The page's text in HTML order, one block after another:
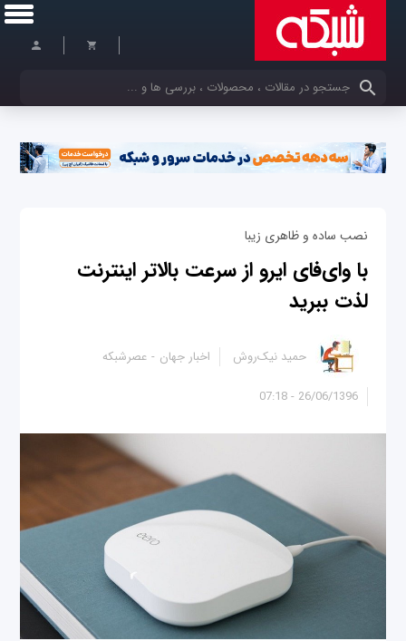
کلمات کلیدی خود را وارد کنید
نصب ساده و ظاهری زیبا
با وای‌فای ایرو از سرعت بالاتر اینترنت
لذت ببرید
26/06/1396 - 07:18
حمید نیک‌روش اخبار جهان عصرشبکه